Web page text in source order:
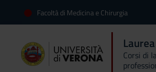
Facoltà di Medicina e Chirurgia
Corsi di